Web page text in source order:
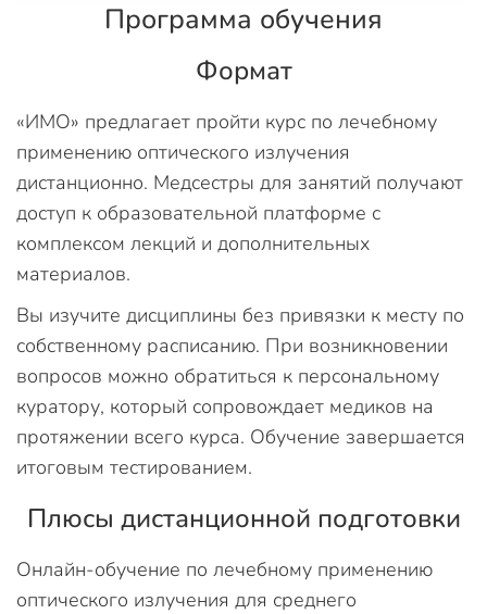
Программа обучения
Формат
«ИМО» предлагает пройти курс по лечебному
применению оптического излучения
дистанционно. Медсестры для занятий получают
доступ к образовательной платформе с
комплексом лекций и дополнительных
материалов.
Вы изучите дисциплины без привязки к месту по
собственному расписанию. При возникновении
вопросов можно обратиться к персональному
куратору, который сопровождает медиков на
протяжении всего курса. Обучение завершается
итоговым тестированием.
Плюсы дистанционной подготовки
Онлайн-обучение по лечебному применению
оптического излучения для среднего